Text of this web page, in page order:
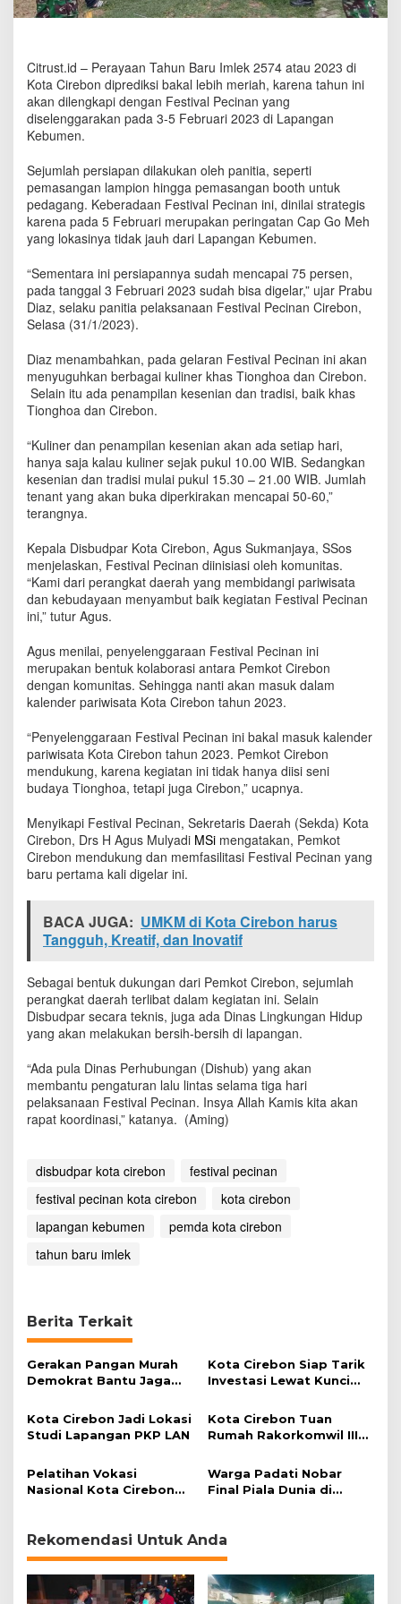
i
K
a
C
i
r
o
n
P
a
d
a
3
-
5
F
r
u
a
r
2
0
2
3
Citrust.id – Perayaan Tahun Baru Imlek 2574 atau 2023 di
Kota Cirebon diprediksi bakal lebih meriah, karena tahun ini
akan dilengkapi dengan Festival Pecinan yang
diselenggarakan pada 3-5 Februari 2023 di Lapangan
Kebumen.
Sejumlah persiapan dilakukan oleh panitia, seperti
pemasangan lampion hingga pemasangan booth untuk
pedagang. Keberadaan Festival Pecinan ini, dinilai strategis
karena pada 5 Februari merupakan peringatan Cap Go Meh
yang lokasinya tidak jauh dari Lapangan Kebumen.
“Sementara ini persiapannya sudah mencapai 75 persen,
pada tanggal 3 Februari 2023 sudah bisa digelar,” ujar Prabu
Diaz, selaku panitia pelaksanaan Festival Pecinan Cirebon,
Selasa (31/1/2023).
Diaz menambahkan, pada gelaran Festival Pecinan ini akan
menyuguhkan berbagai kuliner khas Tionghoa dan Cirebon.
Selain itu ada penampilan kesenian dan tradisi, baik khas
Tionghoa dan Cirebon.
“Kuliner dan penampilan kesenian akan ada setiap hari,
hanya saja kalau kuliner sejak pukul 10.00 WIB. Sedangkan
kesenian dan tradisi mulai pukul 15.30 – 21.00 WIB. Jumlah
tenant yang akan buka diperkirakan mencapai 50-60,”
terangnya.
Kepala Disbudpar Kota Cirebon, Agus Sukmanjaya, SSos
menjelaskan, Festival Pecinan diinisiasi oleh komunitas.
“Kami dari perangkat daerah yang membidangi pariwisata
dan kebudayaan menyambut baik kegiatan Festival Pecinan
ini,” tutur Agus.
Agus menilai, penyelenggaraan Festival Pecinan ini
merupakan bentuk kolaborasi antara Pemkot Cirebon
dengan komunitas. Sehingga nanti akan masuk dalam
kalender pariwisata Kota Cirebon tahun 2023.
“Penyelenggaraan Festival Pecinan ini bakal masuk kalender
pariwisata Kota Cirebon tahun 2023. Pemkot Cirebon
mendukung, karena kegiatan ini tidak hanya diisi seni
budaya Tionghoa, tetapi juga Cirebon,” ucapnya.
Menyikapi Festival Pecinan, Sekretaris Daerah (Sekda) Kota
Cirebon, Drs H Agus Mulyadi MSi mengatakan, Pemkot
Cirebon mendukung dan memfasilitasi Festival Pecinan yang
baru pertama kali digelar ini.
BACA JUGA: UMKM di Kota Cirebon harus
Tangguh, Kreatif, dan Inovatif
Sebagai bentuk dukungan dari Pemkot Cirebon, sejumlah
perangkat daerah terlibat dalam kegiatan ini. Selain
Disbudpar secara teknis, juga ada Dinas Lingkungan Hidup
yang akan melakukan bersih-bersih di lapangan.
“Ada pula Dinas Perhubungan (Dishub) yang akan
membantu pengaturan lalu lintas selama tiga hari
pelaksanaan Festival Pecinan. Insya Allah Kamis kita akan
rapat koordinasi,” katanya. (Aming)
disbudpar kota cirebon
festival pecinan
festival pecinan kota cirebon
kota cirebon
lapangan kebumen
pemda kota cirebon
tahun baru imlek
Berita Terkait
Gerakan Pangan Murah
Demokrat Bantu Jaga
Kota Cirebon Siap Tarik
Investasi Lewat Kunci
Kota Cirebon Jadi Lokasi
Studi Lapangan PKP LAN
Kota Cirebon Tuan
Rumah Rakorkomwil III
Pelatihan Vokasi
Nasional Kota Cirebon
Warga Padati Nobar
Final Piala Dunia di
Rekomendasi Untuk Anda